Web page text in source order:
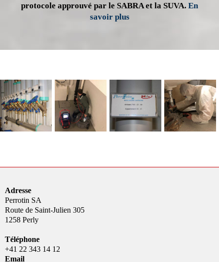
protocole approuvé par le SABRA et la SUVA. En
savoir plus
Adresse
Perrotin SA
Route de Saint-Julien 305
1258 Perly
Téléphone
+41 22 343 14 12
Email